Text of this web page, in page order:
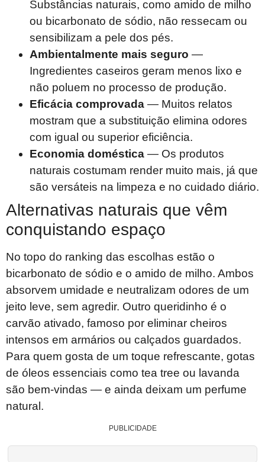
Substâncias naturais, como amido de milho
ou bicarbonato de sódio, não ressecam ou
sensibilizam a pele dos pés.
Ambientalmente mais seguro —
Ingredientes caseiros geram menos lixo e
não poluem no processo de produção.
Eficácia comprovada — Muitos relatos
mostram que a substituição elimina odores
com igual ou superior eficiência.
Economia doméstica — Os produtos
naturais costumam render muito mais, já que
são versáteis na limpeza e no cuidado diário.
Alternativas naturais que vêm
conquistando espaço
No topo do ranking das escolhas estão o
bicarbonato de sódio e o amido de milho. Ambos
absorvem umidade e neutralizam odores de um
jeito leve, sem agredir. Outro queridinho é o
carvão ativado, famoso por eliminar cheiros
intensos em armários ou calçados guardados.
Para quem gosta de um toque refrescante, gotas
de óleos essenciais como tea tree ou lavanda
são bem-vindas — e ainda deixam um perfume
natural.
PUBLICIDADE